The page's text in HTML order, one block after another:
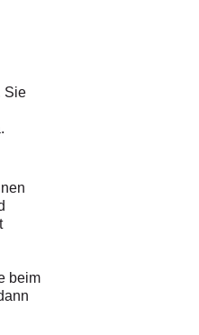
Sie
beim